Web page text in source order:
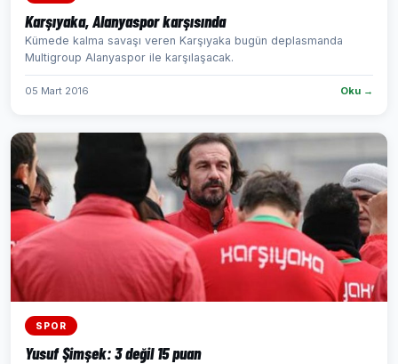
Karşıyaka, Alanyaspor karşısında
Kümede kalma savaşı veren Karşıyaka bugün deplasmanda
Multigroup Alanyaspor ile karşılaşacak.
05 Mart 2016 Oku →
SPOR
Yusuf Şimşek: 3 değil 15 puan